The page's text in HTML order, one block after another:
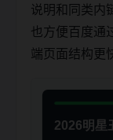
说明和同类内
也方便百度通
端页面结构更